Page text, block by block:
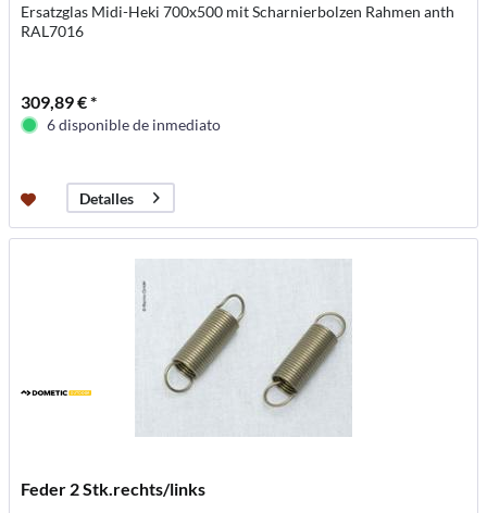
Ersatzglas Midi-Heki 700x500 mit Scharnierbolzen Rahmen anth
RAL7016
309,89 € *
6 disponible de inmediato
Detalles
Feder 2 Stk.rechts/links